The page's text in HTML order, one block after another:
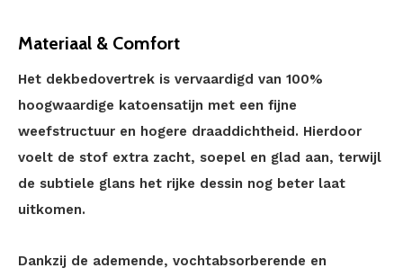
Materiaal & Comfort
Het dekbedovertrek is vervaardigd van 100%
hoogwaardige katoensatijn met een fijne
weefstructuur en hogere draaddichtheid. Hierdoor
voelt de stof extra zacht, soepel en glad aan, terwijl
de subtiele glans het rijke dessin nog beter laat
uitkomen.
Dankzij de ademende, vochtabsorberende en